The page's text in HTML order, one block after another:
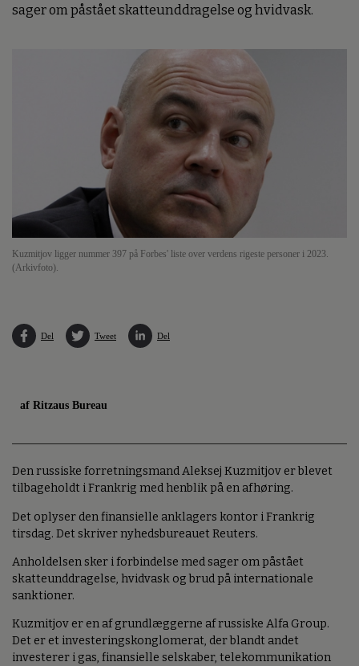
sager om påstået skatteunddragelse og hvidvask.
Kuzmitjov ligger nummer 397 på Forbes' liste over verdens rigeste personer i 2023.
(Arkivfoto).
Del Tweet Del
af Ritzaus Bureau
Den russiske forretningsmand Aleksej Kuzmitjov er blevet
tilbageholdt i Frankrig med henblik på en afhøring.
Det oplyser den finansielle anklagers kontor i Frankrig
tirsdag. Det skriver nyhedsbureauet Reuters.
Anholdelsen sker i forbindelse med sager om påstået
skatteunddragelse, hvidvask og brud på internationale
sanktioner.
Kuzmitjov er en af grundlæggerne af russiske Alfa Group.
Det er et investeringskonglomerat, der blandt andet
investerer i gas, finansielle selskaber, telekommunikation